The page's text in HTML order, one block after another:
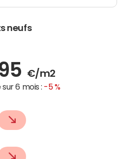
neufs
€/m2
6 mois : -5 %